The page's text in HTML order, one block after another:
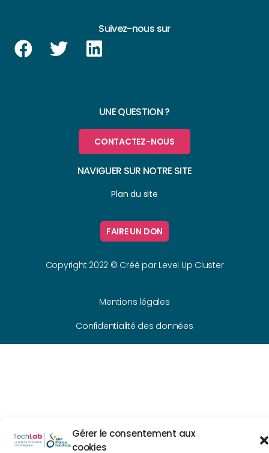
Gérer le consentement aux
cookies
Suivez-nous sur
UNE QUESTION ?
CONTACTEZ-NOUS
NAVIGUER SUR NOTRE SITE
Plan du site
FAIRE UN DON
Copyright 2022 © Créé par Level Up Cluster
Mentions légales
Confidentialité des données